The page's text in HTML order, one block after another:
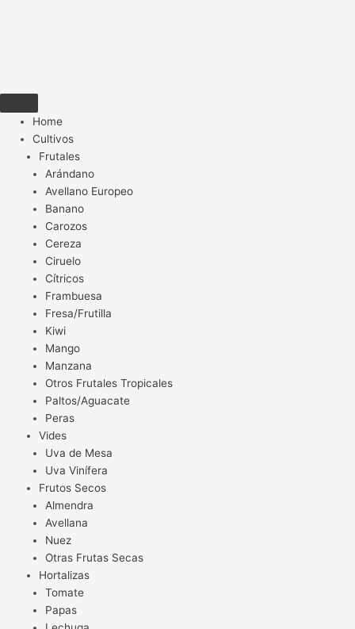
Home
Cultivos
Frutales
Arándano
Avellano Europeo
Banano
Carozos
Cereza
Ciruelo
Cítricos
Frambuesa
Fresa/Frutilla
Kiwi
Mango
Manzana
Otros Frutales Tropicales
Paltos/Aguacate
Peras
Vides
Uva de Mesa
Uva Vinífera
Frutos Secos
Almendra
Avellana
Nuez
Otras Frutas Secas
Hortalizas
Tomate
Papas